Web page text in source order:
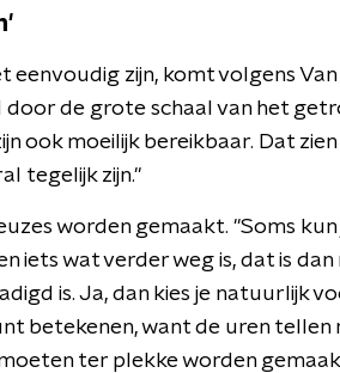
zijn, komt volgens
de grote schaal van het
ook moeilijk bereikbaar. Dat
tegelijk zijn."
worden gemaakt. "Soms kun
iets wat verder weg is, dat is
is. Ja, dan kies je natuurlijk
betekenen, want de uren
ter plekke worden